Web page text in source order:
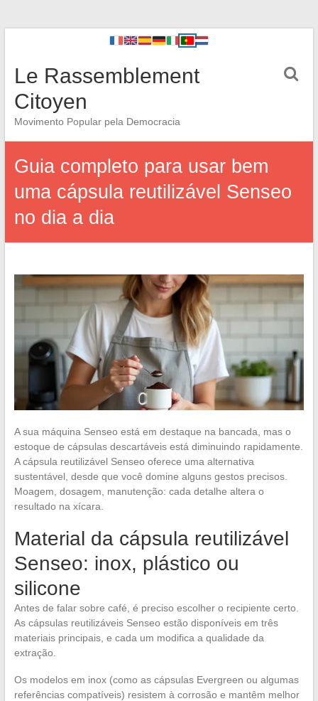
Le Rassemblement
Citoyen
Movimento Popular pela Democracia
Guia completo para usar bem
uma cápsula reutilizável Senseo
no dia a dia
A sua máquina Senseo está em destaque na bancada, mas o
estoque de cápsulas descartáveis está diminuindo rapidamente.
A cápsula reutilizável Senseo oferece uma alternativa
sustentável, desde que você domine alguns gestos precisos.
Moagem, dosagem, manutenção: cada detalhe altera o
resultado na xícara.
Material da cápsula reutilizável
Senseo: inox, plástico ou
silicone
Antes de falar sobre café, é preciso escolher o recipiente certo.
As cápsulas reutilizáveis Senseo estão disponíveis em três
materiais principais, e cada um modifica a qualidade da
extração.
Os modelos em inox (como as cápsulas Evergreen ou algumas
referências compatíveis) resistem à corrosão e mantêm melhor